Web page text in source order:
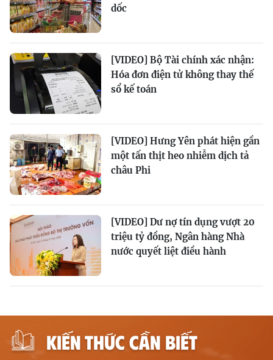
dốc
[VIDEO] Bộ Tài chính xác nhận:
Hóa đơn điện tử không thay thế
sổ kế toán
[VIDEO] Hưng Yên phát hiện gần
một tấn thịt heo nhiễm dịch tả
châu Phi
[VIDEO] Dư nợ tín dụng vượt 20
triệu tỷ đồng, Ngân hàng Nhà
nước quyết liệt điều hành
KIẾN THỨC CẦN BIẾT